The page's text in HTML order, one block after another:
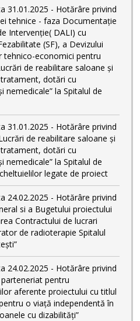
31.01.2025 - Hotărâre privind
tehnice - faza Documentație
Intervenție( DALI) cu
(SF), a Devizului
tehnico-economici pentru
de reabilitare saloane și
dotări cu
nemedicale” la Spitalul de
31.01.2025 - Hotărâre privind
de reabilitare saloane și
dotări cu
nemedicale” la Spitalul de
legate de proiect
24.02.2025 - Hotărâre privind
si a Bugetului proiectului
Contractului de lucrari
de radioterapie Spitalul
24.02.2025 - Hotărâre privind
pentru
aferente proiectului cu titlul
o viață independentă în
cu dizabilități”